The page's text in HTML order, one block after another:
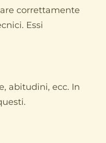
correttamente
Essi
abitudini, ecc. In